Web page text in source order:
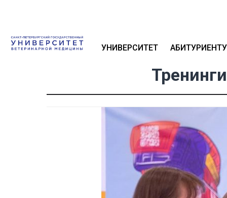
УНИВЕРСИТЕТ АБИТУРИЕНТУ